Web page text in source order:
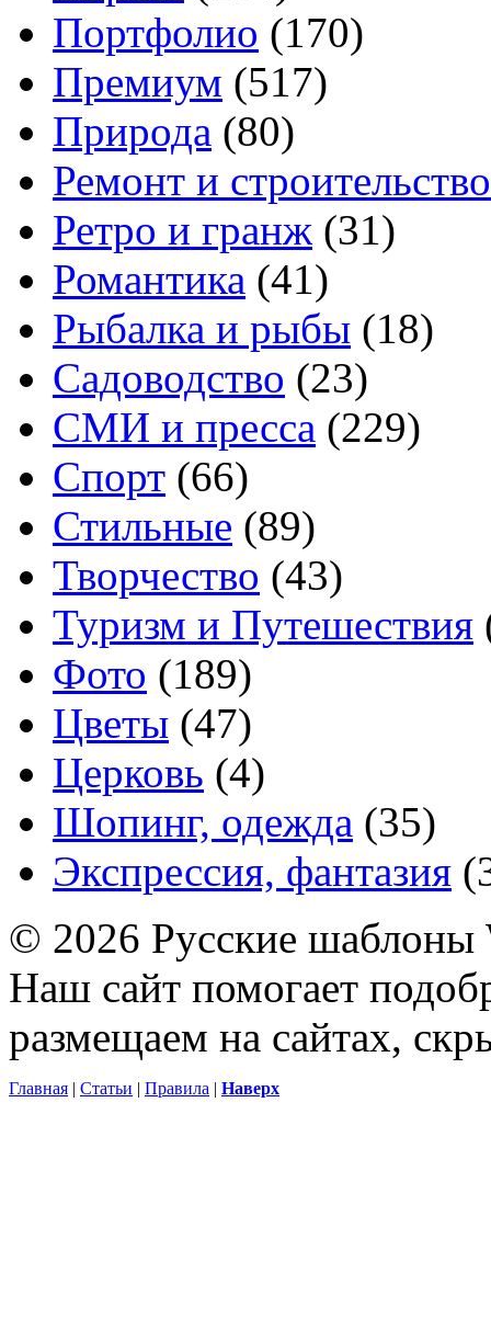
Портфолио (170)
Премиум (517)
Природа (80)
Ремонт и строительство
Ретро и гранж (31)
Романтика (41)
Рыбалка и рыбы (18)
Садоводство (23)
СМИ и пресса (229)
Спорт (66)
Стильные (89)
Творчество (43)
Туризм и Путешествия
Фото (189)
Цветы (47)
Церковь (4)
Шопинг, одежда (35)
Экспрессия, фантазия
© 2026 Русские шаблоны
Наш сайт помогает
размещаем на сайтах,
Главная | Статьи | Правила | Наверх